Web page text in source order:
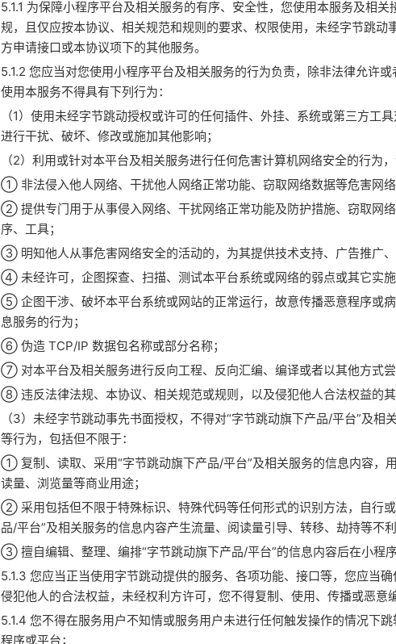
5.1.1 为保障小程序平台及相关服务的有序、安全性，您使用本服务及相
规，且仅应按本协议、相关规范和规则的要求、权限使用，未经字节跳动
方申请接口或本协议项下的其他服务。
5.1.2 您应当对您使用小程序平台及相关服务的行为负责，除非法律允许
使用本服务不得具有下列行为：
（1）使用未经字节跳动授权或许可的任何插件、外挂、系统或第三方工
进行干扰、破坏、修改或施加其他影响；
（2）利用或针对本平台及相关服务进行任何危害计算机网络安全的行为，
① 非法侵入他人网络、干扰他人网络正常功能、窃取网络数据等危害网络
② 提供专门用于从事侵入网络、干扰网络正常功能及防护措施、窃取网
序、工具；
③ 明知他人从事危害网络安全的活动的，为其提供技术支持、广告推广、
④ 未经许可，企图探查、扫描、测试本平台系统或网络的弱点或其它实施
⑤ 企图干涉、破坏本平台系统或网站的正常运行，故意传播恶意程序或
息服务的行为；
⑥ 伪造 TCP/IP 数据包名称或部分名称；
⑦ 对本平台及相关服务进行反向工程、反向汇编、编译或者以其他方式尝
⑧ 违反法律法规、本协议、相关规范或规则，以及侵犯他人合法权益的其
（3）未经字节跳动事先书面授权，不得对“字节跳动旗下产品/平台”及相
等行为，包括但不限于：
① 复制、读取、采用“字节跳动旗下产品/平台”及相关服务的信息内容，
读量、浏览量等商业用途；
② 采用包括但不限于特殊标识、特殊代码等任何形式的识别方法，自行
品/平台”及相关服务的信息内容产生流量、阅读量引导、转移、劫持等不利
③ 擅自编辑、整理、编排“字节跳动旗下产品/平台”的信息内容后在小程
5.1.3 您应当正当使用字节跳动提供的服务、各项功能、接口等，您应当
侵犯他人的合法权益，未经权利方许可，您不得复制、使用、传播或恶意
5.1.4 您不得在服务用户不知情或服务用户未进行任何触发操作的情况下
程序或平台；